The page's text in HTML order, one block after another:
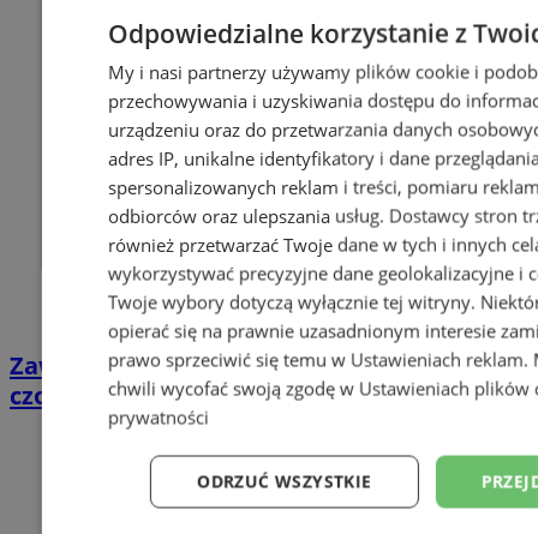
Zawodnicy WOPR Zabrze w europejskiej
czołówce! Historyczny występ w Rzymie
Odpowiedzialne korzystanie z
My i nasi partnerzy używamy plików cookie i
przechowywania i uzyskiwania dostępu do
urządzeniu oraz do przetwarzania danych
adres IP, unikalne identyfikatory i dane
spersonalizowanych reklam i treści, pomiaru
odbiorców oraz ulepszania usług. Dostawcy stron
również przetwarzać Twoje dane w tych i innych
wykorzystywać precyzyjne dane geolokalizacyjne i
Twoje wybory dotyczą wyłącznie tej witryny.
opierać się na prawnie uzasadnionym interesie
prawo sprzeciwić się temu w Ustawieniach reklam.
chwili wycofać swoją zgodę w Ustawieniach plików
prywatności
ODRZUĆ WSZYSTKIE